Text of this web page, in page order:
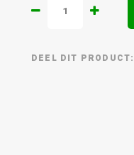
DEEL DIT PRODUCT: